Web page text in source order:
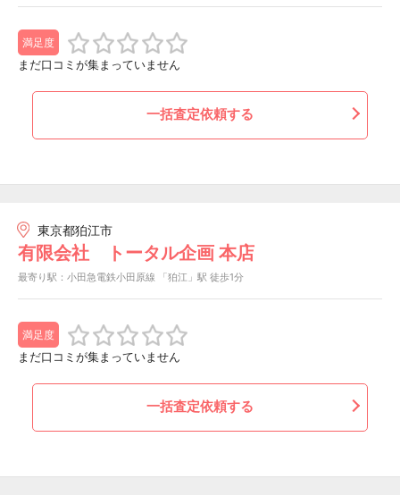
満足度
まだ口コミが集まっていません
一括査定依頼する
東京都狛江市
有限会社 トータル企画 本店
最寄り駅：小田急電鉄小田原線 「狛江」駅 徒歩1分
満足度
まだ口コミが集まっていません
一括査定依頼する